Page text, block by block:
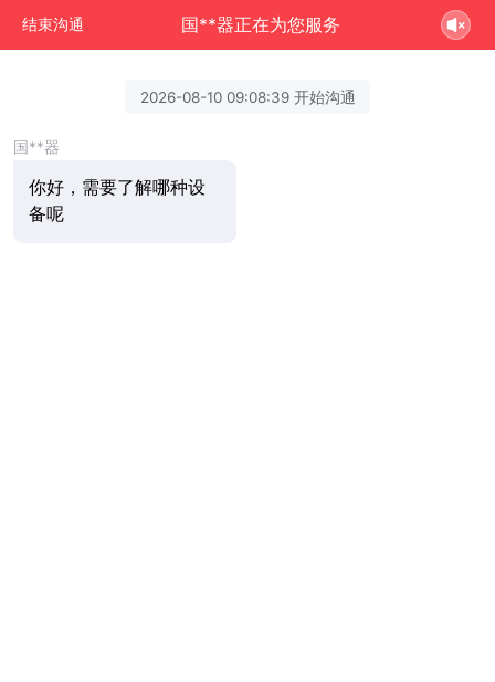
结束沟通 国**器正在为您服务
2026-08-10 09:08:39 开始沟通
国**器
你好，需要了解哪种设
备呢